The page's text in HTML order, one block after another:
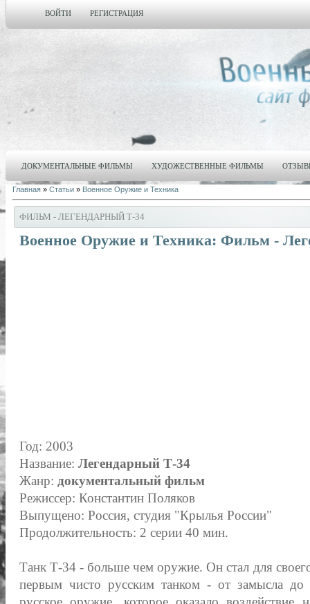
ВОЙТИ РЕГИСТРАЦИЯ
ДОКУМЕНТАЛЬНЫЕ ФИЛЬМЫ ХУДОЖЕСТВЕННЫЕ ФИЛЬМЫ
Главная » Статьи » Военное Оружие и Техника
ФИЛЬМ - ЛЕГЕНДАРНЫЙ Т-34
Военное Оружие и Техника: Фильм -
Год: 2003
Название: Легендарный Т-34
Жанр: документальный фильм
Режиссер: Константин Поляков
Выпущено: Россия, студия "Крылья России"
Продолжительность: 2 серии 40 мин.
Танк Т-34 - больше чем оружие. Он стал для
первым чисто русским танком - от замысла